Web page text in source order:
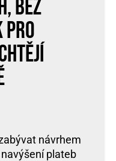
bez
pro
návrhem
plateb